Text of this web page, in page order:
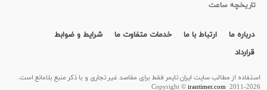
تاریخچه ساعت
درباره ما ارتباط با ما خدمات متفاوت ما
شرایط و ضوابط
قرارداد
استفاده از مطالب سايت ایران تایمر فقط برای مقاصد غیر تجاری و با ذکر منبع بلامانع است.
Copyright ©irantimer.com2011-2026